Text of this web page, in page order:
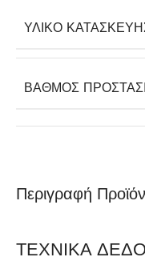
Περιγραφή
ΤΕΧΝΙΚΑ
ΥΛΙΚΌ
ΒΑΘΜΌΣ